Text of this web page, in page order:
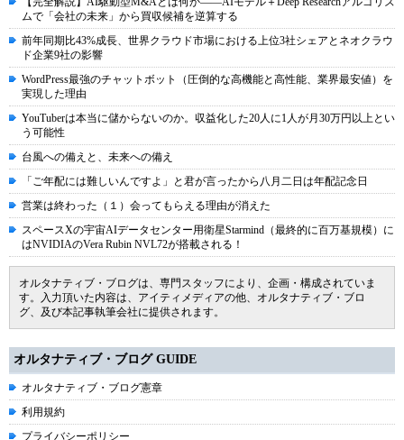
ムで「会社の未来」から買収候補を逆算する
前年同期比43%成長、世界クラウド市場における上位3社シェアとネオクラウ
ド企業9社の影響
WordPress最強のチャットボット（圧倒的な高機能と高性能、業界最安値）を
実現した理由
YouTuberは本当に儲からないのか。収益化した20人に1人が月30万円以上とい
う可能性
台風への備えと、未来への備え
「ご年配には難しいんですよ」と君が言ったから八月二日は年配記念日
営業は終わった（１）会ってもらえる理由が消えた
スペースXの宇宙AIデータセンター用衛星Starmind（最終的に百万基規模）に
はNVIDIAのVera Rubin NVL72が搭載される！
オルタナティブ・ブログは、専門スタッフにより、企画・構成されていま
す。入力頂いた内容は、アイティメディアの他、オルタナティブ・ブロ
グ、及び本記事執筆会社に提供されます。
オルタナティブ・ブログ GUIDE
オルタナティブ・ブログ憲章
利用規約
プライバシーポリシー